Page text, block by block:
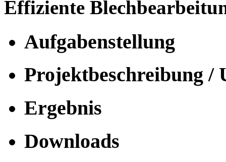
Effiziente
Aufgabenstellung
Projektbeschreibung /
Ergebnis
Downloads